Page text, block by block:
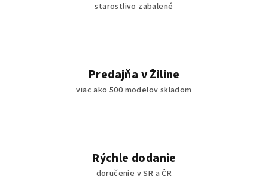
starostlivo zabalené
Predajňa v Žiline
viac ako 500 modelov skladom
Rýchle dodanie
doručenie v SR a ČR